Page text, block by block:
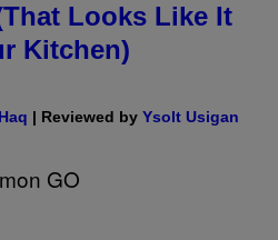
Looks Like It
Kitchen)
| Reviewed by Ysolt Usigan